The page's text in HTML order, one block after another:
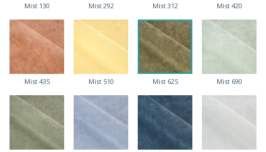
Mist 130 Mist 292 Mist 312 Mist 420
Mist 435 Mist 510 Mist 625 Mist 690